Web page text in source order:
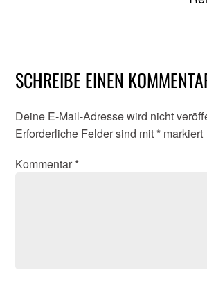
SCHREIBE EINEN
Deine E-Mail-Adresse wird nicht
Erforderliche Felder sind mit * markiert
Kommentar *